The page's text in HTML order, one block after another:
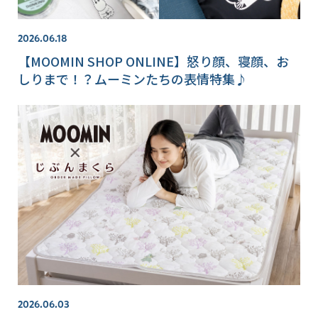
2026.06.18
【MOOMIN SHOP ONLINE】怒り顔、寝顔、お
しりまで！？ムーミンたちの表情特集♪
2026.06.03